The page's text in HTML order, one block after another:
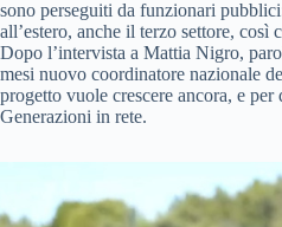
sono perseguiti da funzionari
all’estero, anche il terzo settore,
Dopo l’intervista a Mattia Nigro,
mesi nuovo coordinatore nazionale
progetto vuole crescere ancora, e
Generazioni in rete.